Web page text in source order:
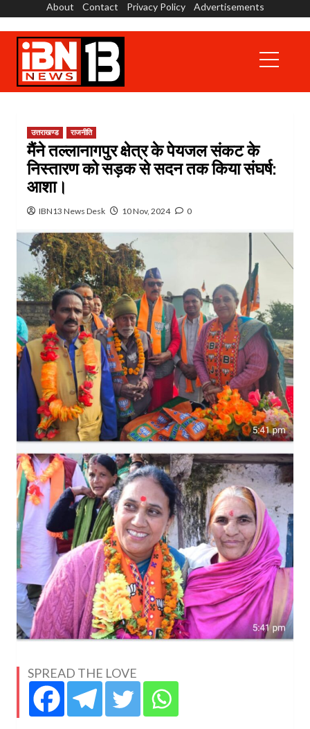
content
About Contact Privacy Policy Advertisements
Menu
उत्तराखण्ड राजनीति
मैंने तल्लानागपुर क्षेत्र के पेयजल संकट के
निस्तारण को सड़क से सदन तक किया संघर्ष:
आशा।
IBN13 News Desk 10 Nov, 2024 0
SPREAD THE LOVE